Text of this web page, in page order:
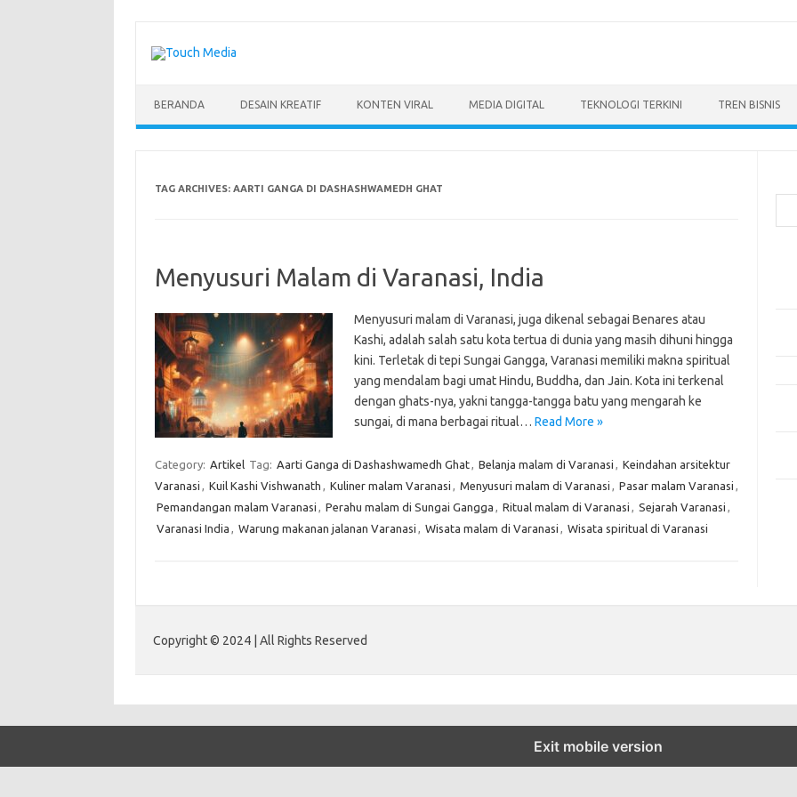
content
BERANDA DESAIN KREATIF KONTEN VIRAL MEDIA DIGITAL TEKNOLOGI TERKINI TREN BISNIS
TAG ARCHIVES: AARTI GANGA DI DASHASHWAMEDH GHAT
Menyusuri Malam di Varanasi, India
Menyusuri malam di Varanasi, juga dikenal sebagai Benares atau
Kashi, adalah salah satu kota tertua di dunia yang masih dihuni hingga
kini. Terletak di tepi Sungai Gangga, Varanasi memiliki makna spiritual
yang mendalam bagi umat Hindu, Buddha, dan Jain. Kota ini terkenal
dengan ghats-nya, yakni tangga-tangga batu yang mengarah ke
sungai, di mana berbagai ritual… Read More »
Category: Artikel Tag: Aarti Ganga di Dashashwamedh Ghat, Belanja malam di Varanasi , Keindahan arsitektur
Varanasi , Kuil Kashi Vishwanath , Kuliner malam Varanasi , Menyusuri malam di Varanasi , Pasar malam Varanasi ,
Pemandangan malam Varanasi , Perahu malam di Sungai Gangga , Ritual malam di Varanasi , Sejarah Varanasi ,
Varanasi India , Warung makanan jalanan Varanasi , Wisata malam di Varanasi , Wisata spiritual di Varanasi
Copyright © 2024 | All Rights Reserved
Exit mobile version